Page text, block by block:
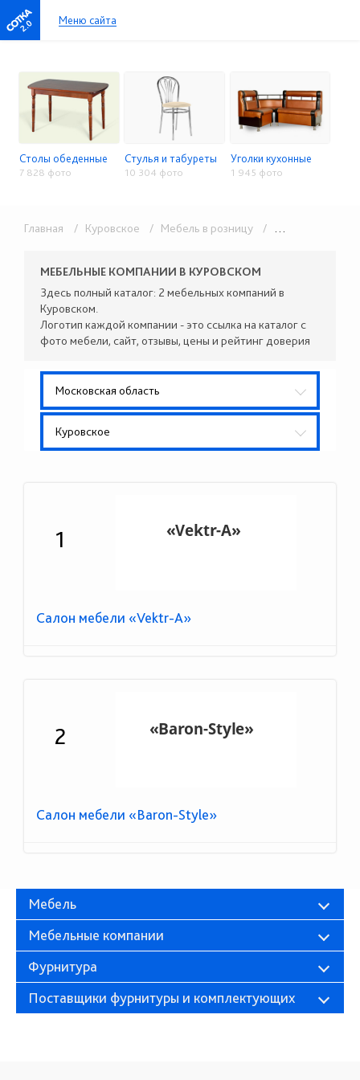
2.0 Меню сайта
Столы обеденные
7 828 фото
Стулья и табуреты
10 304 фото
Уголки кухонные
1 945 фото
Главная / Куровское / Мебель в розницу / Столы, стулья, кухонные уголки
МЕБЕЛЬНЫЕ КОМПАНИИ В КУРОВСКОМ
Здесь полный каталог: 2 мебельных компаний в
Куровском.
Логотип каждой компании - это ссылка на каталог с
фото мебели, сайт, отзывы, цены и рейтинг доверия
Московская область
Куровское
1
Салон мебели «Vektr-A»
2
Салон мебели «Baron-Style»
Мебель
Мебельные компании
Фурнитура
Поставщики фурнитуры и комплектующих